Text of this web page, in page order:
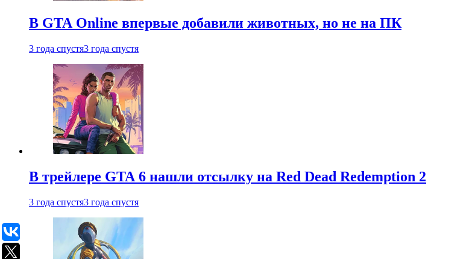
В GTA Online впервые добавили животных, но не на ПК
3 года спустя3 года спустя
В трейлере GTA 6 нашли отсылку на Red Dead Redemption 2
3 года спустя3 года спустя